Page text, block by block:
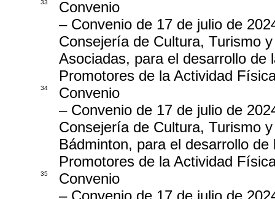
33
Convenio
– Convenio de 17 de julio de
Consejería de Cultura, Turismo
Asociadas, para el desarrollo de
Promotores de la Actividad
34
Convenio
– Convenio de 17 de julio de
Consejería de Cultura, Turismo
Bádminton, para el desarrollo
Promotores de la Actividad
35
Convenio